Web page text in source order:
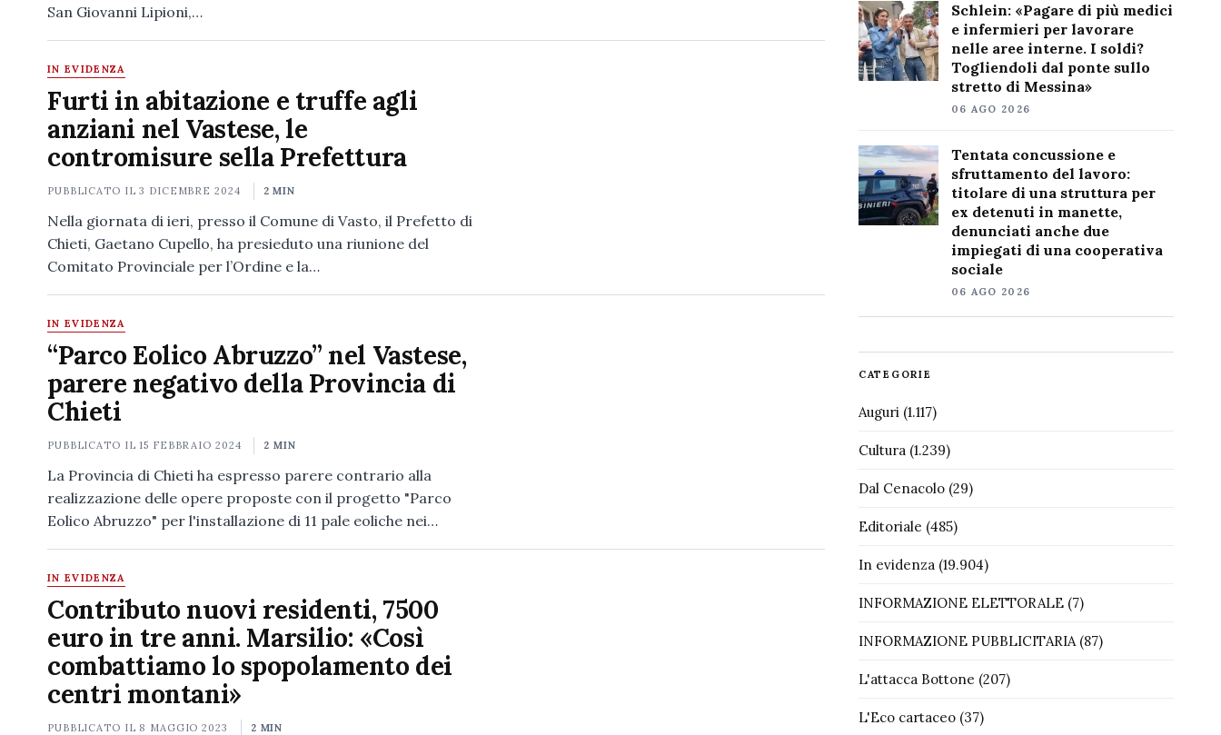
San Giovanni Lipioni,…
IN EVIDENZA
Furti in abitazione e truffe agli
anziani nel Vastese, le
contromisure sella Prefettura
PUBBLICATO IL3 DICEMBRE 2024 2 MIN
Nella giornata di ieri, presso il Comune di Vasto, il Prefetto di
Chieti, Gaetano Cupello, ha presieduto una riunione del
Comitato Provinciale per l’Ordine e la…
IN EVIDENZA
“Parco Eolico Abruzzo” nel Vastese,
parere negativo della Provincia di
Chieti
PUBBLICATO IL15 FEBBRAIO 2024 2 MIN
La Provincia di Chieti ha espresso parere contrario alla
realizzazione delle opere proposte con il progetto "Parco
Eolico Abruzzo" per l'installazione di 11 pale eoliche nei…
IN EVIDENZA
Contributo nuovi residenti, 7500
euro in tre anni. Marsilio: «Così
combattiamo lo spopolamento dei
centri montani»
PUBBLICATO IL 8 MAGGIO 2023 2 MIN
Schlein: «Pagare di più medici
e infermieri per lavorare
nelle aree interne. I soldi?
Togliendoli dal ponte sullo
stretto di Messina»
06 AGO 2026
Tentata concussione e
sfruttamento del lavoro:
titolare di una struttura per
ex detenuti in manette,
denunciati anche due
impiegati di una cooperativa
sociale
06 AGO 2026
CATEGORIE
Auguri(1.117)
Cultura(1.239)
Dal Cenacolo(29)
Editoriale (485)
In evidenza(19.904)
INFORMAZIONE ELETTORALE(7)
INFORMAZIONE PUBBLICITARIA(87)
L'attacca Bottone (207)
L'Eco cartaceo(37)